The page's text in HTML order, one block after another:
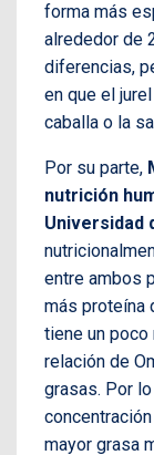
forma más
alrededor de
diferencias,
en que el
caballa o la
Por su parte,
nutrición
Universidad
entre ambos
más proteína
tiene un poco
relación de
grasas. Por
mayor grasa